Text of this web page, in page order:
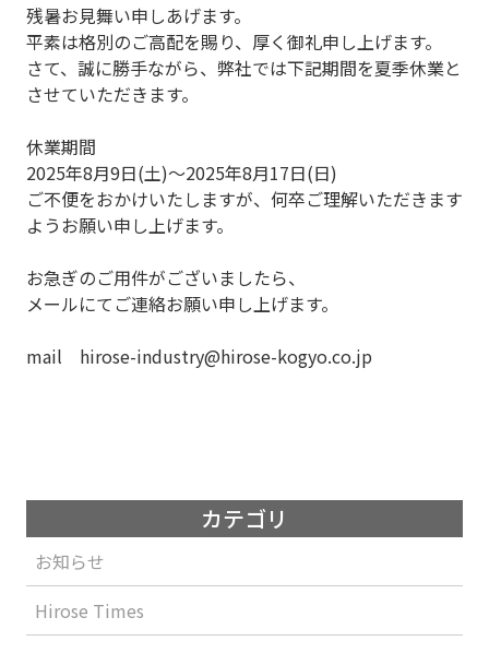
残暑お見舞い申しあげます。
平素は格別のご高配を賜り、厚く御礼申し上げます。
さて、誠に勝手ながら、弊社では下記期間を夏季休業と
させていただきます。
休業期間
2025年8月9日(土)～2025年8月17日(日)
ご不便をおかけいたしますが、何卒ご理解いただきます
ようお願い申し上げます。
お急ぎのご用件がございましたら、
メールにてご連絡お願い申し上げます。
mail hirose-industry@hirose-kogyo.co.jp
カテゴリ
お知らせ
Hirose Times